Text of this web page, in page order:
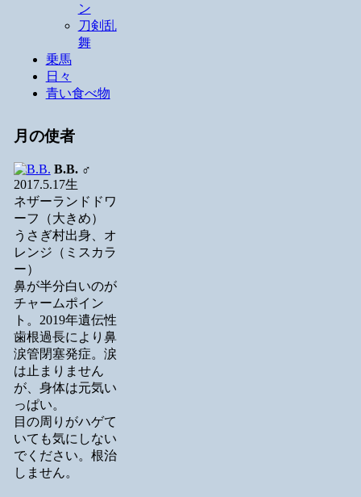
ン
刀剣乱
舞
乗馬
日々
青い食べ物
月の使者
B.B.♂
2017.5.17生
ネザーランドドワ
ーフ（大きめ）
うさぎ村出身、オ
レンジ（ミスカラ
ー）
鼻が半分白いのが
チャームポイン
ト。2019年遺伝性
歯根過長により鼻
涙管閉塞発症。涙
は止まりません
が、身体は元気い
っぱい。
目の周りがハゲて
いても気にしない
でください。根治
しません。